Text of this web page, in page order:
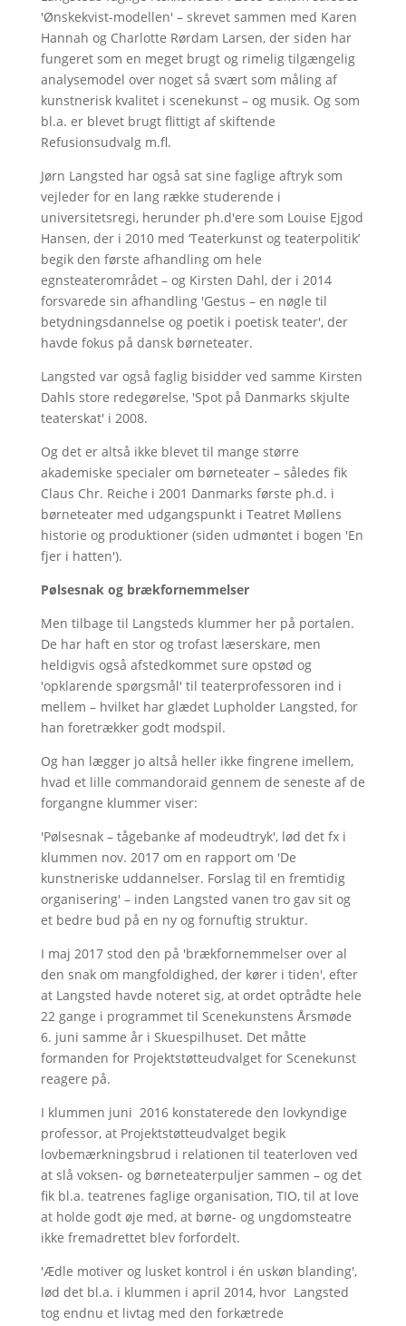
'Ønskekvist-modellen' – skrevet sammen med Karen
Hannah og Charlotte Rørdam Larsen, der siden har
fungeret som en meget brugt og rimelig tilgængelig
analysemodel over noget så svært som måling af
kunstnerisk kvalitet i scenekunst – og musik. Og som
bl.a. er blevet brugt flittigt af skiftende
Refusionsudvalg m.fl.
Jørn Langsted har også sat sine faglige aftryk som
vejleder for en lang række studerende i
universitetsregi, herunder ph.d'ere som Louise Ejgod
Hansen, der i 2010 med ‘Teaterkunst og teaterpolitik’
begik den første afhandling om hele
egnsteaterområdet – og Kirsten Dahl, der i 2014
forsvarede sin afhandling 'Gestus – en nøgle til
betydningsdannelse og poetik i poetisk teater', der
havde fokus på dansk børneteater.
Langsted var også faglig bisidder ved samme Kirsten
Dahls store redegørelse, 'Spot på Danmarks skjulte
teaterskat' i 2008.
Og det er altså ikke blevet til mange større
akademiske specialer om børneteater – således fik
Claus Chr. Reiche i 2001 Danmarks første ph.d. i
børneteater med udgangspunkt i Teatret Møllens
historie og produktioner (siden udmøntet i bogen 'En
fjer i hatten').
Pølsesnak og brækfornemmelser
Men tilbage til Langsteds klummer her på portalen.
De har haft en stor og trofast læserskare, men
heldigvis også afstedkommet sure opstød og
'opklarende spørgsmål' til teaterprofessoren ind i
mellem – hvilket har glædet Lupholder Langsted, for
han foretrækker godt modspil.
Og han lægger jo altså heller ikke fingrene imellem,
hvad et lille commandoraid gennem de seneste af de
forgangne klummer viser:
'Pølsesnak – tågebanke af modeudtryk', lød det fx i
klummen nov. 2017 om en rapport om 'De
kunstneriske uddannelser. Forslag til en fremtidig
organisering' – inden Langsted vanen tro gav sit og
et bedre bud på en ny og fornuftig struktur.
I maj 2017 stod den på 'brækfornemmelser over al
den snak om mangfoldighed, der kører i tiden', efter
at Langsted havde noteret sig, at ordet optrådte hele
22 gange i programmet til Scenekunstens Årsmøde
6. juni samme år i Skuespilhuset. Det måtte
formanden for Projektstøtteudvalget for Scenekunst
reagere på.
I klummen juni 2016 konstaterede den lovkyndige
professor, at Projektstøtteudvalget begik
lovbemærkningsbrud i relationen til teaterloven ved
at slå voksen- og børneteaterpuljer sammen – og det
fik bl.a. teatrenes faglige organisation, TIO, til at love
at holde godt øje med, at børne- og ungdomsteatre
ikke fremadrettet blev forfordelt.
'Ædle motiver og lusket kontrol i én uskøn blanding',
lød det bl.a. i klummen i april 2014, hvor Langsted
tog endnu et livtag med den forkætrede